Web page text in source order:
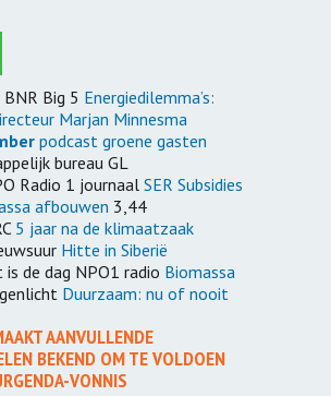
BNR Big 5 Energiedilemma’s:
Marjan Minnesma
podcast groene gasten
bureau GL
Radio 1 journaal SER Subsidies
afbouwen 3,44
5 jaar na de klimaatzaak
Hitte in Siberië
is de dag NPO1 radio Biomassa
Duurzaam: nu of nooit
AANVULLENDE
BEKEND OM TE VOLDOEN
VONNIS